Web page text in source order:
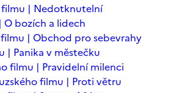
filmu | Nedotknutelní
O bozích a lidech
| Obchod pro sebevrahy
| Panika v městečku
filmu | Pravidelní milenci
filmu | Proti větru